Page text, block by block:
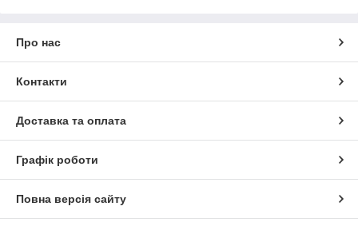
Про нас
Контакти
Доставка та оплата
Графік роботи
Повна версія сайту